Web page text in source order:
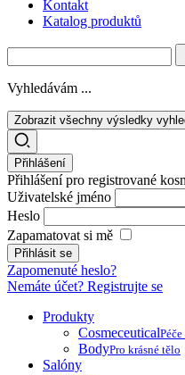
Kontakt
Katalog produktů
Vyhledávám ...
Zobrazit všechny výsledky
Přihlášení
Přihlášení pro registrované
Uživatelské jméno
Heslo
Zapamatovat si mě
Zapomenuté heslo?
Nemáte účet? Registrujte se
Produkty
Cosmeceutical
BodyPro krásné tělo
Salóny